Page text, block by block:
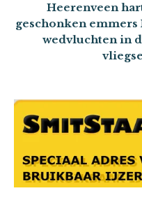
Heerenveen
geschonken
wedvluchten in